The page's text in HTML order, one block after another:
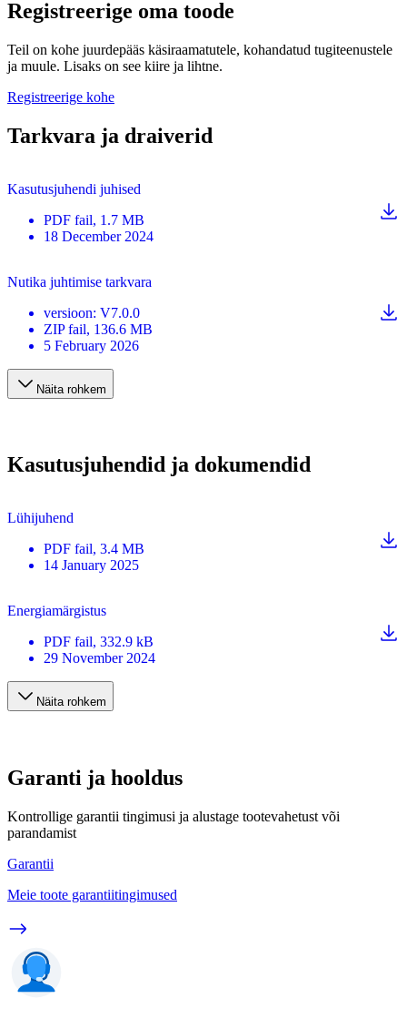
Registreerige oma toode
Teil on kohe juurdepääs käsiraamatutele, kohandatud tugiteenustele
ja muule. Lisaks on see kiire ja lihtne.
Registreerige kohe
Tarkvara ja draiverid
Kasutusjuhendi juhised
PDF fail, 1.7 MB
18 December 2024
Nutika juhtimise tarkvara
versioon: V7.0.0
ZIP fail, 136.6 MB
5 February 2026
Näita rohkem
Kasutusjuhendid ja dokumendid
Lühijuhend
PDF fail, 3.4 MB
14 January 2025
Energiamärgistus
PDF fail, 332.9 kB
29 November 2024
Näita rohkem
Garanti ja hooldus
Kontrollige garantii tingimusi ja alustage tootevahetust või
parandamist
Garantii
Meie toote garantiitingimused